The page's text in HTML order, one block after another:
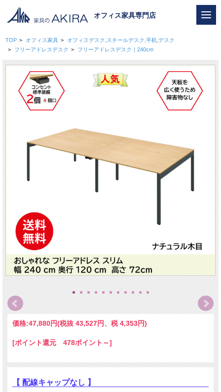
オフィス家具専門店
TOP > オフィス家具 > オフィスデスク,スチールデスク,平机,デスク
> フリーアドレスデスク > フリーアドレスデスク｜240cm
価格:47,880円(税抜 43,527円、税 4,353円)
[ポイント還元 478ポイント～]
【 配線キャップなし 】